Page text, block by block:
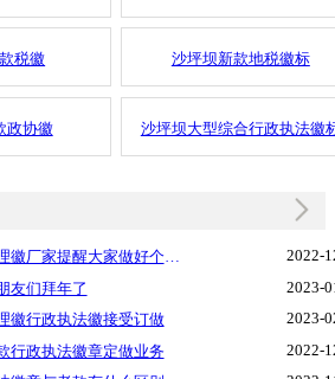
税徽 沙坪坝新款地税徽标
政协徽 沙坪坝大型综合行政执法徽
沙坪坝市场监督管理徽厂家提醒大家做好个人防护
2022-
友们拜年了
2023-
徽行政执法徽接受订做
2023-
行政执法徽章定做业务
2022-